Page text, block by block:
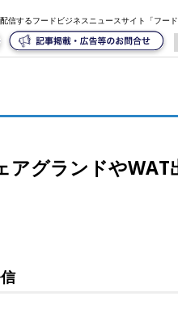
信するフードビジネスニュースサイト「フー
アグランドやWAT